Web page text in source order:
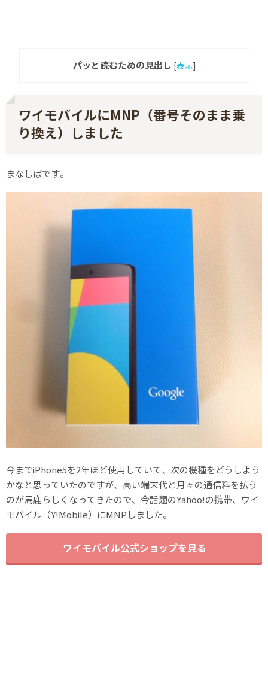
パッと読むための見出し [表示]
ワイモバイルにMNP（番号そのまま乗
り換え）しました
まなしばです。
今までiPhone5を2年ほど使用していて、次の機種をどうしよう
かなと思っていたのですが、高い端末代と月々の通信料を払う
のが馬鹿らしくなってきたので、今話題のYahoo!の携帯、ワイ
モバイル（Y!Mobile）にMNPしました。
ワイモバイル公式ショップを見る